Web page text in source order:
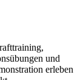
und
erleben